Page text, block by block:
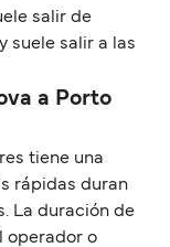
salir de
suele salir a las
a Porto
tiene una
rápidas duran
La duración de
operador o